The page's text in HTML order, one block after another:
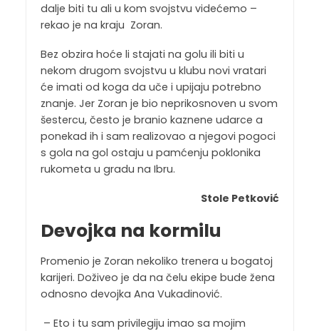
dalje biti tu ali u kom svojstvu videćemo –
rekao je na kraju Zoran.
Bez obzira hoće li stajati na golu ili biti u
nekom drugom svojstvu u klubu novi vratari
će imati od koga da uče i upijaju potrebno
znanje. Jer Zoran je bio neprikosnoven u svom
šestercu, često je branio kaznene udarce a
ponekad ih i sam realizovao a njegovi pogoci
s gola na gol ostaju u pamćenju poklonika
rukometa u gradu na Ibru.
Stole Petković
Devojka na kormilu
Promenio je Zoran nekoliko trenera u bogatoj
karijeri. Doživeo je da na čelu ekipe bude žena
odnosno devojka Ana Vukadinović.
– Eto i tu sam privilegiju imao sa mojim